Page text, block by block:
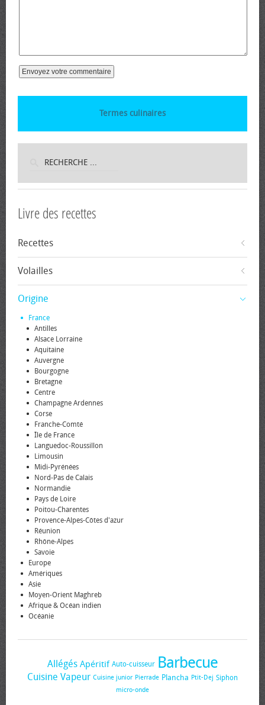
Termes culinaires
Livre des recettes
Recettes
Volailles
Origine
France
Antilles
Alsace Lorraine
Aquitaine
Auvergne
Bourgogne
Bretagne
Centre
Champagne Ardennes
Corse
Franche-Comté
Île de France
Languedoc-Roussillon
Limousin
Midi-Pyrénées
Nord-Pas de Calais
Normandie
Pays de Loire
Poitou-Charentes
Provence-Alpes-Côtes d'azur
Réunion
Rhône-Alpes
Savoie
Europe
Amériques
Asie
Moyen-Orient Maghreb
Afrique & Océan indien
Océanie
Allégés Apéritif Auto-cuisseur Barbecue
Cuisine Vapeur Cuisine junior Pierrade Plancha Ptit-Dej Siphon
micro-onde